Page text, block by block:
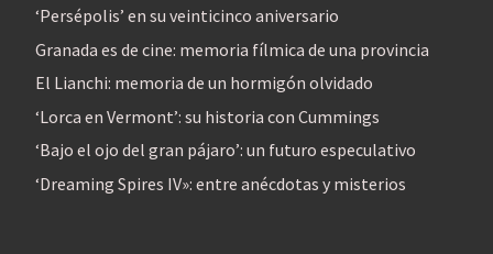
‘Persépolis’ en su veinticinco aniversario
Granada es de cine: memoria fílmica de una provincia
El Lianchi: memoria de un hormigón olvidado
‘Lorca en Vermont’: su historia con Cummings
‘Bajo el ojo del gran pájaro’: un futuro especulativo
‘Dreaming Spires IV»: entre anécdotas y misterios